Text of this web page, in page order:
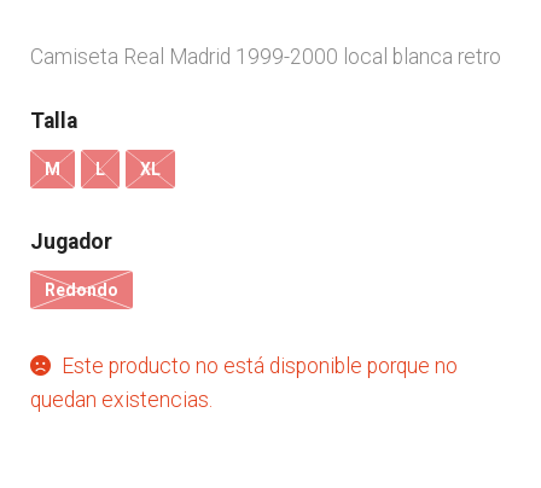
Camiseta Real Madrid 1999-2000 local blanca retro
Talla
M L XL
Jugador
Redondo
Este producto no está disponible porque no
quedan existencias.